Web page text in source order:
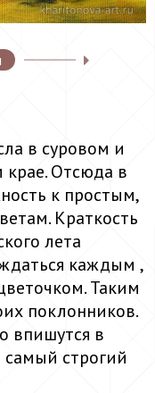
в суровом и
Отсюда в
к простым,
Краткость
лета
каждым ,
Таким
поклонников.
впишутся в
строгий